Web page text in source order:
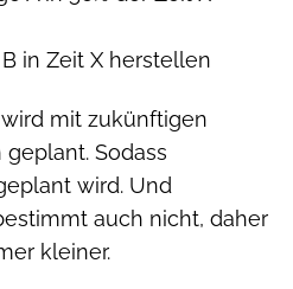
in Zeit X herstellen
mit zukünftigen
Sodass
wird. Und
auch nicht, daher
kleiner.